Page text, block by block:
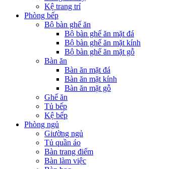
Kệ trang trí
Phòng bếp
Bộ bàn ghế ăn
Bộ bàn ghế ăn mặt đá
Bộ bàn ghế ăn mặt kính
Bộ bàn ghế ăn mặt gỗ
Bàn ăn
Bàn ăn mặt đá
Bàn ăn mặt kính
Bàn ăn mặt gỗ
Ghế ăn
Tủ bếp
Kệ bếp
Phòng ngủ
Giường ngủ
Tủ quần áo
Bàn trang điểm
Bàn làm việc